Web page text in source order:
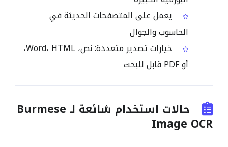
يعمل على المتصفحات الحديثة في
الحاسوب والجوال
خيارات تصدير متعددة: نص، Word، HTML،
أو PDF قابل للبحث
حالات استخدام شائعة لـ Burmese
Image OCR